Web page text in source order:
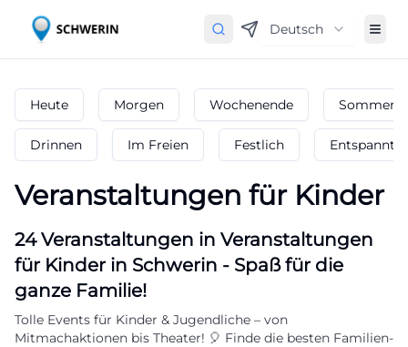
Deutsch
Heute Morgen Wochenende
Drinnen Im Freien Festlich Entspannt
Veranstaltungen für Kinder
24 Veranstaltungen in Veranstaltungen
für Kinder in Schwerin - Spaß für die
ganze Familie!
Tolle Events für Kinder & Jugendliche – von
Mitmachaktionen bis Theater! 🎈 Finde die besten Familien-